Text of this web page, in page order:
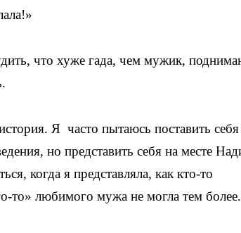
что хуже гада, чем мужик,
Я часто пытаюсь поставить
но представить себя на месте
когда я представляла, как кто-то
то» любимого мужа не могла тем более.